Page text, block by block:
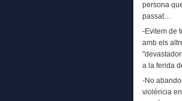
persona
passat…
-Evitem de
amb els
a la ferida
-No
violència